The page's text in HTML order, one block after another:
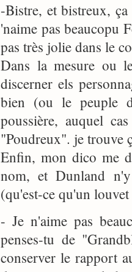
-Bistre, et bistreux,
'naime pas beaucopu
pas très jolie dans le
Dans la mesure ou
discerner els
bien (ou le peuple
poussière, auquel
"Poudreux". je trouve
Enfin, mon dico me
nom, et Dunland
(qu'est-ce qu'un
- Je n'aime pas
penses-tu de
conserver le rapport